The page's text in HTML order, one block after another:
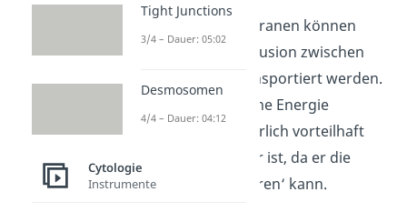
Über die Biomembranen können
Stoffe nun per Diffusion zwischen
den Bereichen transportiert werden.
Es wird hierbei keine Energie
benötigt, was natürlich vorteilhaft
für unseren Körper ist, da er die
Energie dafür ’sparen‘ kann.
Tight Junctions
3/4 – Dauer: 05:02
Desmosomen
4/4 – Dauer: 04:12
Cytologie
Instrumente